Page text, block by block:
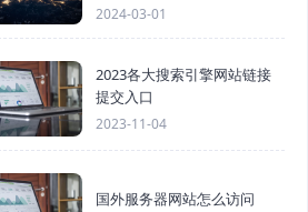
2024-03-01
2023各大搜索引擎网站链接
提交入口
2023-11-04
国外服务器网站怎么访问